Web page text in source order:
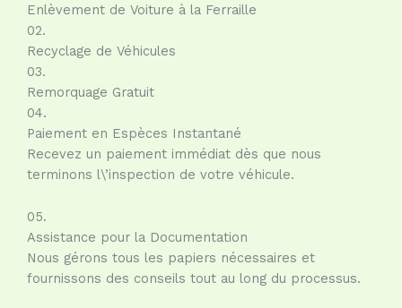
Enlèvement de Voiture à la Ferraille
02.
Recyclage de Véhicules
03.
Remorquage Gratuit
04.
Paiement en Espèces Instantané
Recevez un paiement immédiat dès que nous
terminons l\’inspection de votre véhicule.
05.
Assistance pour la Documentation
Nous gérons tous les papiers nécessaires et
fournissons des conseils tout au long du processus.